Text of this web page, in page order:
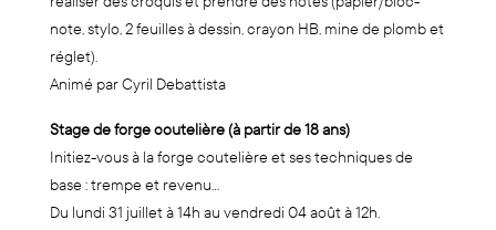
note, stylo, 2 feuilles à dessin, crayon HB, mine de plomb et
réglet).
Animé par Cyril Debattista
Stage de forge coutelière (à partir de 18 ans)
Initiez-vous à la forge coutelière et ses techniques de
base : trempe et revenu…
Du lundi 31 juillet à 14h au vendredi 04 août à 12h.